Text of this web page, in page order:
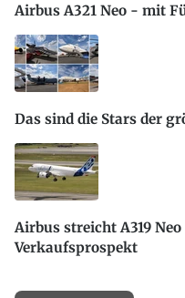
Airbus A321 Neo - mit
Das sind die Stars der
Airbus streicht A319
Verkaufsprospekt